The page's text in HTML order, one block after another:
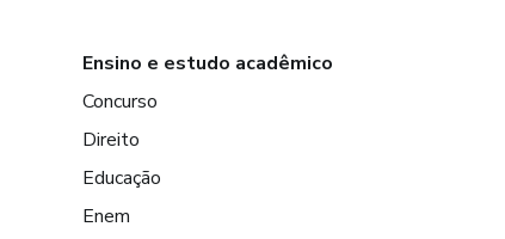
Ensino e estudo acadêmico
Concurso
Direito
Educação
Enem